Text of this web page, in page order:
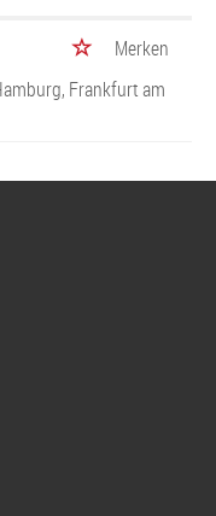
Merken
Frankfurt am